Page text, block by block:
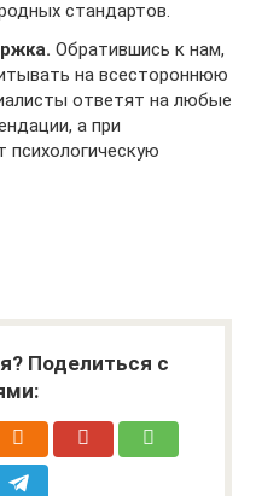
стандартов.
Обратившись к нам,
на всестороннюю
ответят на любые
а при
психологическую
Поделиться с